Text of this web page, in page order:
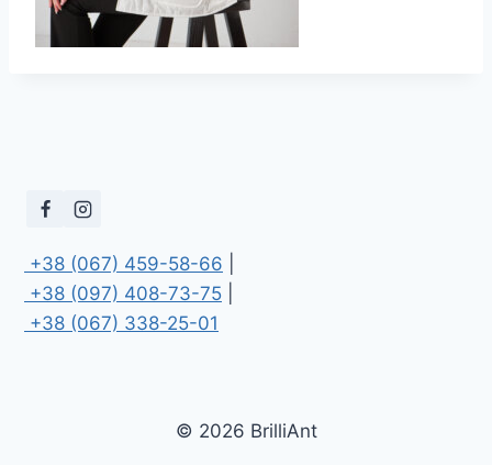
+38 (067) 459-58-66
+38 (097) 408-73-75
+38 (067) 338-25-01
© 2026 BrilliAnt